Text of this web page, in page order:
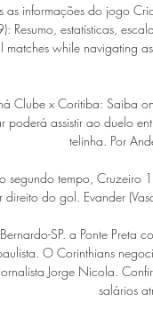
as informações do jogo
Resumo, estatísticas,
matches while navigating
Clube x Coritiba: Saiba
poderá assistir ao duelo
telinha. Por
segundo tempo,
direito do gol. Evander
SP. a Ponte Preta
O Corinthians
Jorge Nicola.
salários